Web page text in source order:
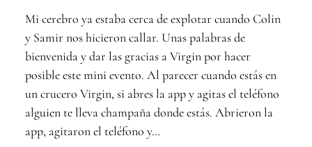
Mi cerebro ya estaba cerca de explotar cuando Colin
y Samir nos hicieron callar. Unas palabras de
bienvenida y dar las gracias a Virgin por hacer
posible este mini evento. Al parecer cuando estás en
un crucero Virgin, si abres la app y agitas el teléfono
alguien te lleva champaña donde estás. Abrieron la
app, agitaron el teléfono y…